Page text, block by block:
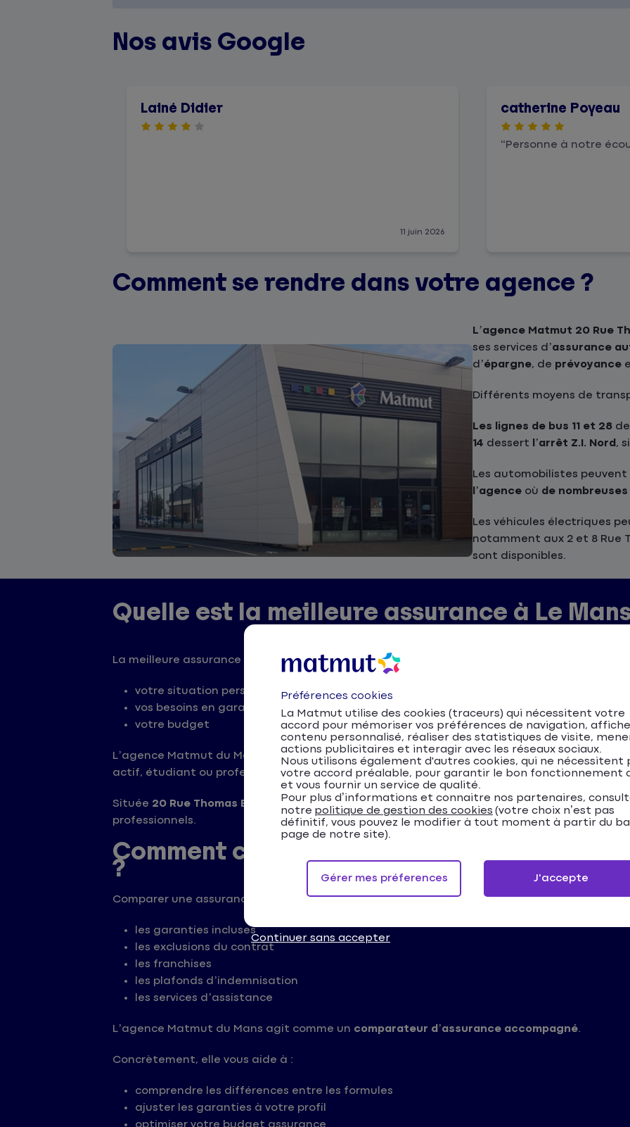
Nos avis Google
Lainé Didier
11 juin 2026
catherine Poyeau
Personne à notre
Comment se rendre dans votre agence ?
L’agence Matmut 20 Rue
ses services d’assurance
d’épargne, de prévoyance
Différents moyens de
Les lignes de bus 11 et 28
14 dessert l’arrêt Z.I. Nord ,
Les automobilistes peuvent
l’agence où de
Les véhicules électriques
notamment aux 2 et 8 Rue
sont disponibles.
Quelle est la meilleure assurance à Le
La meilleure assurance au Mans dépend de plusieurs éléments :
votre situation personnelle
vos besoins en garanties
votre budget
L’agence Matmut du Mans vous accompagne pour comparer les offres et choisir la solution
actif, étudiant ou professionnel dans une ville reconnue pour son dynamisme économique
Située 20 Rue Thomas Edison au Mans, l’agence est implantée dans une zone d’activité
professionnels.
Comment comparer les assurances au
?
Comparer une assurance consiste à analyser plusieurs critères essentiels :
les garanties incluses
les exclusions du contrat
les franchises
les plafonds d’indemnisation
les services d’assistance
L’agence Matmut du Mans agit comme un comparateur d’assurance accompagné.
Concrètement, elle vous aide à :
comprendre les différences entre les formules
ajuster les garanties à votre profil
optimiser votre budget assurance
Préférences cookies
La Matmut utilise des cookies (traceurs) qui nécessitent votre
accord pour mémoriser vos préférences de navigation,
contenu personnalisé, réaliser des statistiques de visite,
actions publicitaires et interagir avec les réseaux sociaux.
Nous utilisons également d'autres cookies, qui ne nécessitent
votre accord préalable, pour garantir le bon fonctionnement
et vous fournir un service de qualité.
Pour plus d’informations et connaitre nos partenaires,
notre politique de gestion des cookies (votre choix n’est pas
définitif, vous pouvez le modifier à tout moment à partir du
page de notre site).
Continuer sans accepter
Gérer mes préferences J'accepte